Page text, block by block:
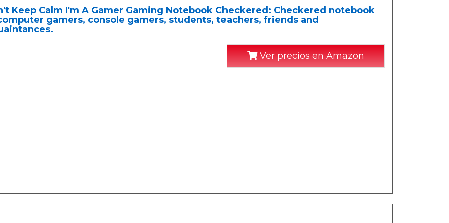
Keep Calm I'm A Gamer Gaming Notebook Checkered: Checkered notebook
gamers, console gamers, students, teachers, friends and
Ver precios en Amazon